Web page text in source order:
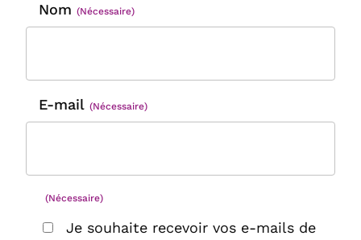
Nom (Nécessaire)
E-mail (Nécessaire)
(Nécessaire)
Je souhaite recevoir vos e-mails de